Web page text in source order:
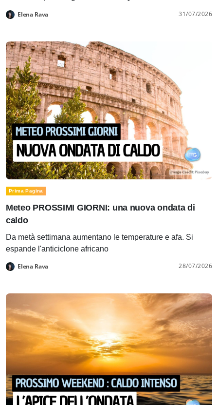
Elena Rava 31/07/2026
Prima Pagina
Meteo PROSSIMI GIORNI: una nuova ondata di
caldo
Da metà settimana aumentano le temperature e afa. Si
espande l'anticiclone africano
Elena Rava 28/07/2026